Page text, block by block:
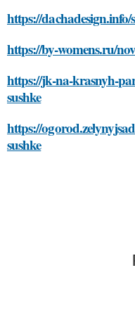
https://
https://by-womens.ru/
https://jk-na-krasnyh-
sushke
https://
sushke